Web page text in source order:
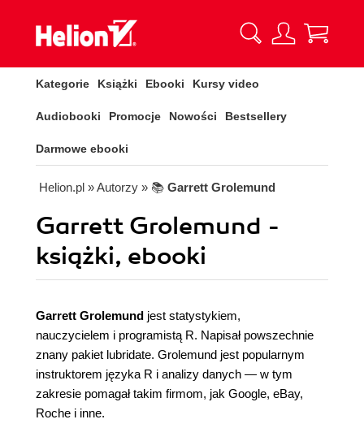
Kategorie Książki Ebooki Kursy video
Audiobooki Promocje Nowości Bestsellery
Darmowe ebooki
Helion.pl » Autorzy » 📚 Garrett Grolemund
Garrett Grolemund -
książki, ebooki
Garrett Grolemund jest statystykiem,
nauczycielem i programistą R. Napisał powszechnie
znany pakiet lubridate. Grolemund jest popularnym
instruktorem języka R i analizy danych — w tym
zakresie pomagał takim firmom, jak Google, eBay,
Roche i inne.